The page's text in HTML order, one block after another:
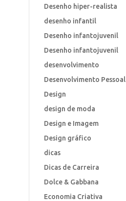
Desenho hiper-realista
desenho infantil
Desenho infantojuvenil
Desenho infantojuvenil
desenvolvimento
Desenvolvimento Pessoal
Design
design de moda
Design e Imagem
Design gráfico
dicas
Dicas de Carreira
Dolce & Gabbana
Economia Criativa